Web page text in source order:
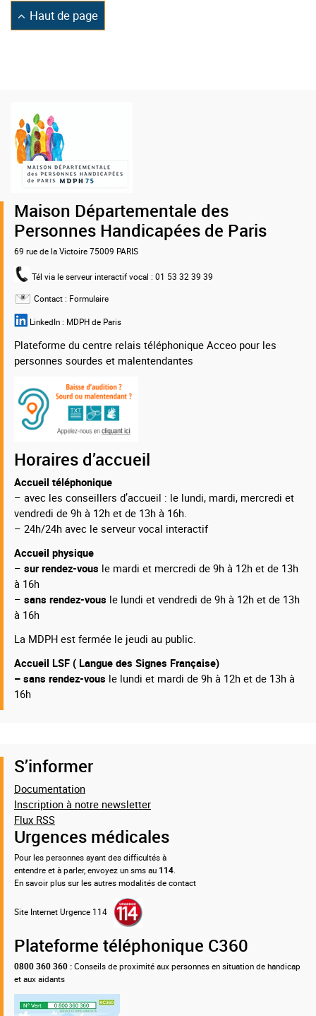
Retourner
en
Haut de page
Logo
de
la
MDPH
Maison Départementale des
Personnes Handicapées de Paris
69 rue de la Victoire 75009 PARIS
Tél via le serveur interactif vocal : 01 53 32 39 39
Contact : Formulaire
LinkedIn : MDPH de Paris
Plateforme du centre relais téléphonique Acceo pour les
personnes sourdes et malentendantes
Horaires d’accueil
Accueil téléphonique
– avec les conseillers d’accueil : le lundi, mardi, mercredi et
vendredi de 9h à 12h et de 13h à 16h.
– 24h/24h avec le serveur vocal interactif
Accueil physique
– sur rendez-vous le mardi et mercredi de 9h à 12h et de 13h
à 16h
– sans rendez-vous le lundi et vendredi de 9h à 12h et de 13h
à 16h
La MDPH est fermée le jeudi au public.
Accueil LSF ( Langue des Signes Française)
– sans rendez-vous le lundi et mardi de 9h à 12h et de 13h à
16h
S’informer
Documentation
Inscription à notre newsletter
Flux RSS
Urgences médicales
Pour les personnes ayant des difficultés à
entendre et à parler, envoyez un sms au 114.
En savoir plus sur les autres modalités de contact
Site Internet Urgence 114
Plateforme téléphonique C360
0800 360 360 : Conseils de proximité aux personnes en situation de handicap
et aux aidants